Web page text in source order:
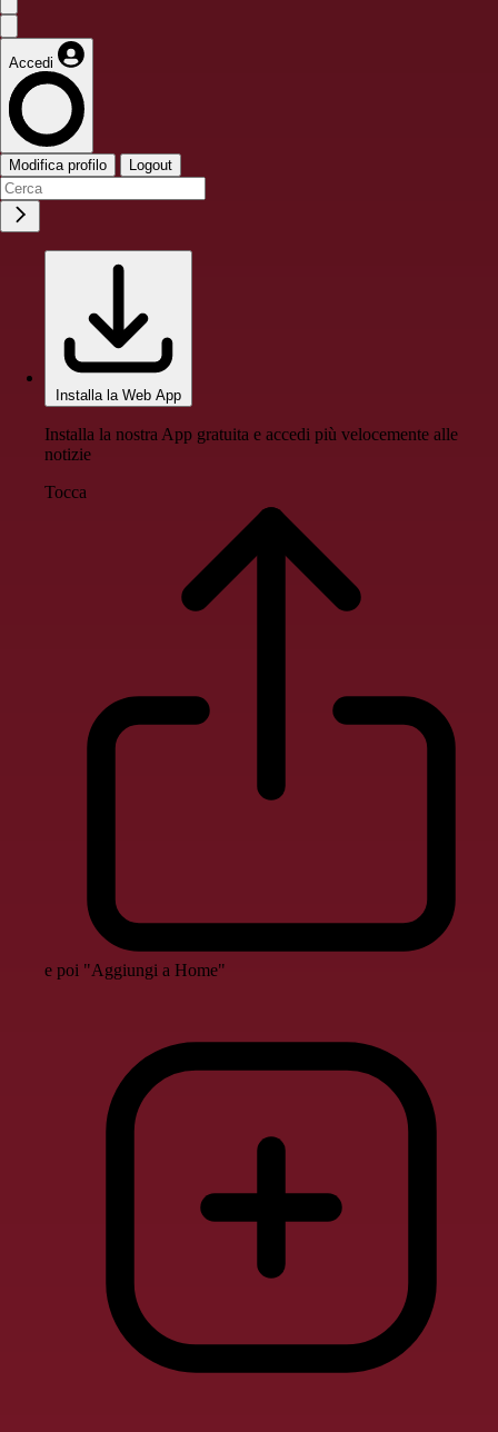
Accedi
Modifica profilo Logout
Installa la Web App
Installa la nostra App gratuita e accedi più velocemente alle
notizie
Tocca
e poi "Aggiungi a Home"